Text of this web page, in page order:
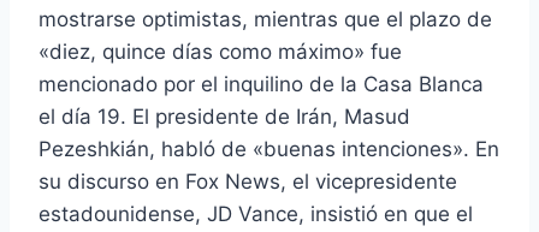
mostrarse optimistas, mientras que el plazo de
«diez, quince días como máximo» fue
mencionado por el inquilino de la Casa Blanca
el día 19. El presidente de Irán, Masud
Pezeshkián, habló de «buenas intenciones». En
su discurso en Fox News, el vicepresidente
estadounidense, JD Vance, insistió en que el